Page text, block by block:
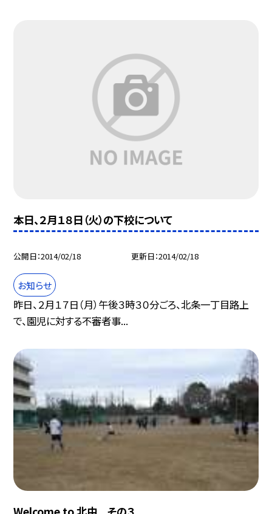
本日、２月１８日（火）の下校について
公開日 2014/02/18 更新日 2014/02/18
お知らせ
昨日、２月１７日（月）午後３時３０分ごろ、北条一丁目路上
で、園児に対する不審者事...